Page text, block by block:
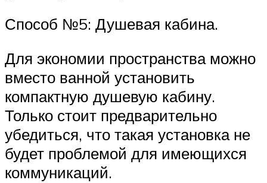
Способ №5: Душевая кабина.
Для экономии пространства можно
вместо ванной установить
компактную душевую кабину.
Только стоит предварительно
убедиться, что такая установка не
будет проблемой для имеющихся
коммуникаций.